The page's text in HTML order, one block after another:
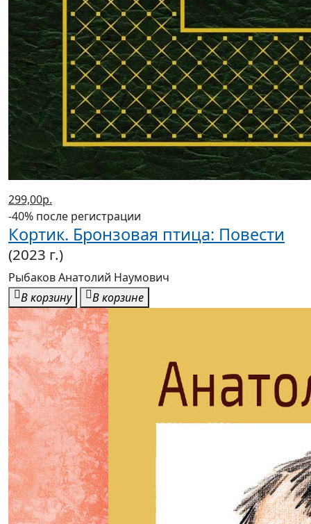
299,00р.
-40% после регистрации
Кортик. Бронзовая птица: Повести
(2023 г.)
Рыбаков Анатолий Наумович
В корзину
В корзине